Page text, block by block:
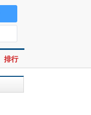
排行